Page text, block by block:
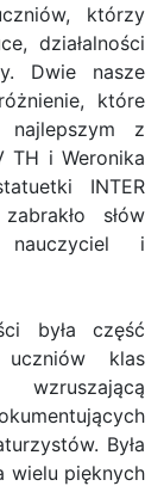
którzy
działalności
Dwie nasze
które
z
TH i Weronika
INTER
słów
nauczyciel i
była część
klas
wzruszającą
Była
wielu pięknych